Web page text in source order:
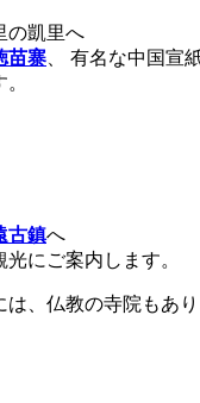
の凱里へ
苗寨 、 有名な中国宣
古鎮へ
にご案内します。
、仏教の寺院もあ